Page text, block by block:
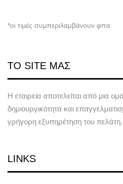
*οι τιμές συμπεριλαμβάνουν φπα
ΤΟ SITE ΜΑΣ
Η εταιρεία αποτελείται από μια
δημιουργικότητα και
γρήγορη εξυπηρέτηση του πελάτη.
LINKS